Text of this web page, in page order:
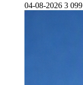
04-08-2026 3 099